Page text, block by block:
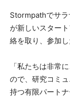
Stormpathでサラ
が新しいスター
絡を取り、参加し
「私たちは非常
ので、研究コミ
持つ有限パート